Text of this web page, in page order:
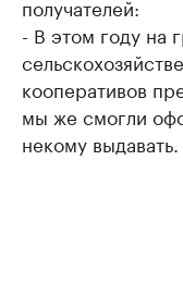
получателей:
- В этом году на
кооперативов
мы же смогли
некому выдавать.